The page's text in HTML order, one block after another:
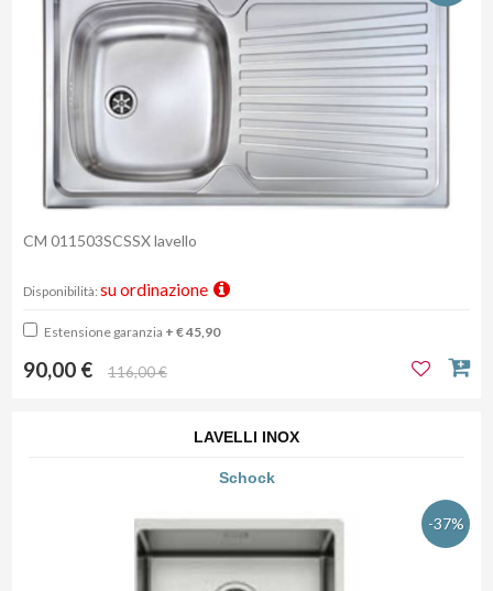
CM 011503SCSSX lavello
Disponibilità: su ordinazione
Estensione garanzia + € 45,90
90,00 € 116,00 €
LAVELLI INOX
Schock
-37%